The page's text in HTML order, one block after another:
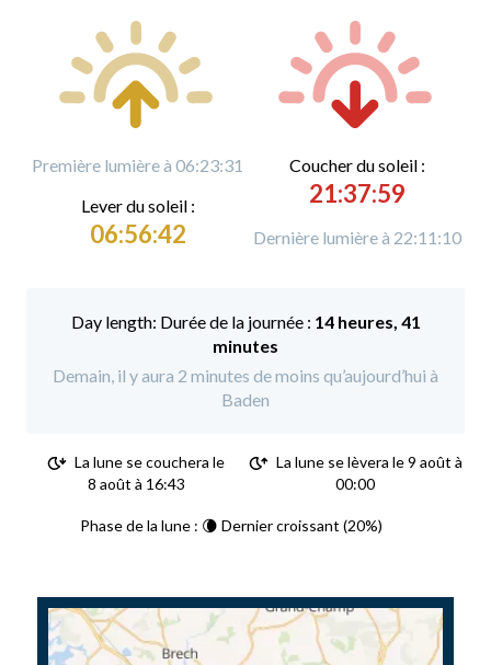
Première lumière à 06:23:31
Lever du soleil :
06:56:42
Coucher du soleil :
21:37:59
Dernière lumière à 22:11:10
Durée de la journée : 14 heures, 41
minutes
Demain, il y aura 2 minutes de moins qu’aujourd’hui à
Baden
La lune se couchera le
8 août à 16:43
La lune se lèvera le 9 août à
00:00
Phase de la lune : 🌘 Dernier croissant (20%)